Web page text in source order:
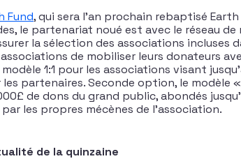
Fund, qui sera l’an prochain rebaptisé
le partenariat noué est avec le réseau de
la sélection des associations incluses
de mobiliser leurs donateurs
1:1 pour les associations visant
partenaires. Seconde option, le modèle
de dons du grand public, abondés
par les propres mécènes de l’association.
de la quinzaine